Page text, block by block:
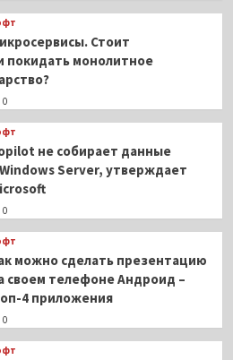
Стоит
покидать монолитное
0
не собирает данные
Server, утверждает
0
можно сделать презентацию
своем телефоне Андроид –
4 приложения
0